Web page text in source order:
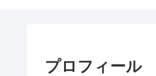
プロフィール